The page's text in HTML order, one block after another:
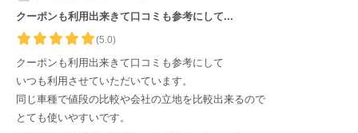
クーポンも利用出来きて口コミも参考にして...
(5.0)
クーポンも利用出来きて口コミも参考にして
いつも利用させていただいています。
同じ車種で値段の比較や会社の立地を比較出来るので
とても使いやすいです。